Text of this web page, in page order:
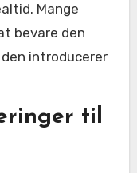
Mange
bevare den
introducerer
til